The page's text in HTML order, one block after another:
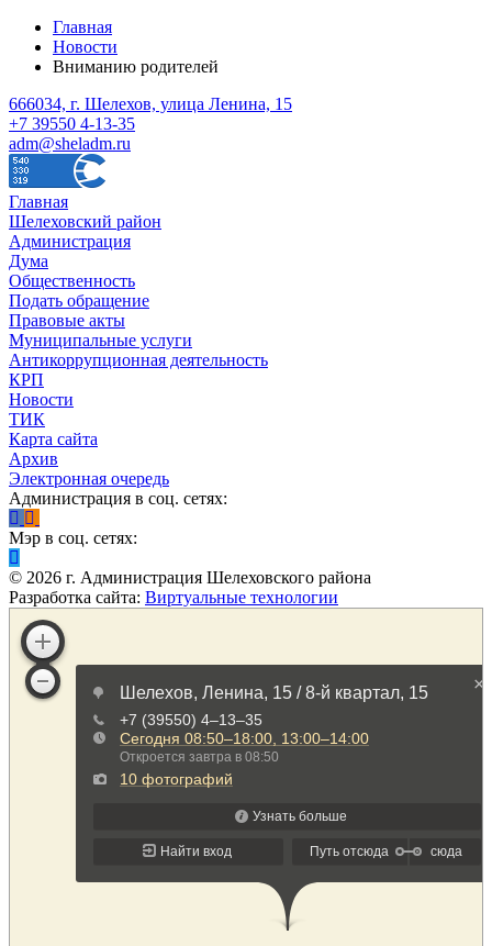
Главная
Новости
Вниманию родителей
666034, г. Шелехов, улица Ленина, 15
+7 39550 4-13-35
adm@sheladm.ru
Главная
Шелеховский район
Администрация
Дума
Общественность
Подать обращение
Правовые акты
Муниципальные услуги
Антикоррупционная деятельность
КРП
Новости
ТИК
Карта сайта
Архив
Электронная очередь
Администрация в соц. сетях:
Мэр в соц. сетях:
© 2026 г. Администрация Шелеховского района
Разработка сайта: Виртуальные технологии